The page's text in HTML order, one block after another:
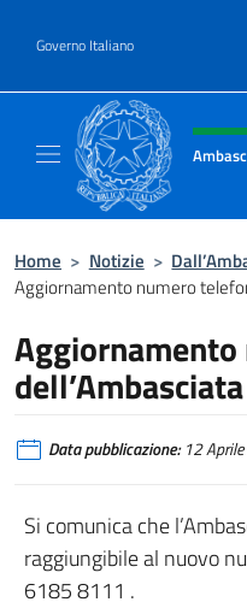
Governo Italiano
Intestazione
Home > Notizie >
Aggiornamento numero
dell’Ambasciata
Data pubblicazione:12
Si comunica che
raggiungibile al nuovo
6185 8111 .